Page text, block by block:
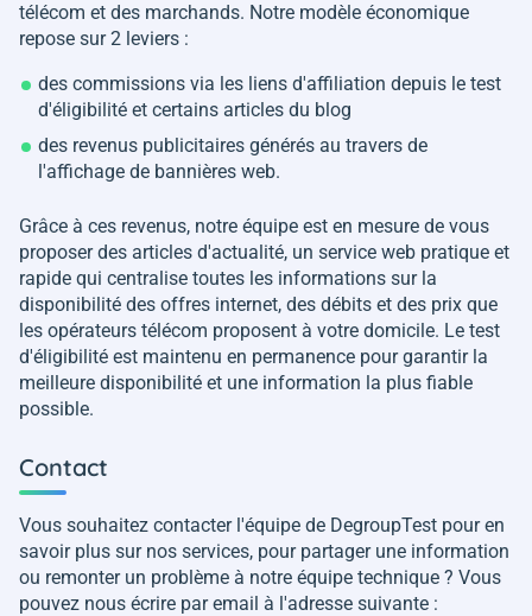
télécom et des marchands. Notre modèle économique
repose sur 2 leviers :
des commissions via les liens d'affiliation depuis le test
d'éligibilité et certains articles du blog
des revenus publicitaires générés au travers de
l'affichage de bannières web.
Grâce à ces revenus, notre équipe est en mesure de vous
proposer des articles d'actualité, un service web pratique et
rapide qui centralise toutes les informations sur la
disponibilité des offres internet, des débits et des prix que
les opérateurs télécom proposent à votre domicile. Le test
d'éligibilité est maintenu en permanence pour garantir la
meilleure disponibilité et une information la plus fiable
possible.
Contact
Vous souhaitez contacter l'équipe de DegroupTest pour en
savoir plus sur nos services, pour partager une information
ou remonter un problème à notre équipe technique ? Vous
pouvez nous écrire par email à l'adresse suivante :